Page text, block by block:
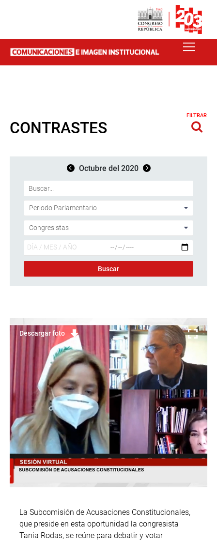
CONTRASTES
FILTRAR
Octubre del 2020
Descargar foto
La Subcomisión de Acusaciones Constitucionales,
que preside en esta oportunidad la congresista
Tania Rodas, se reúne para debatir y votar